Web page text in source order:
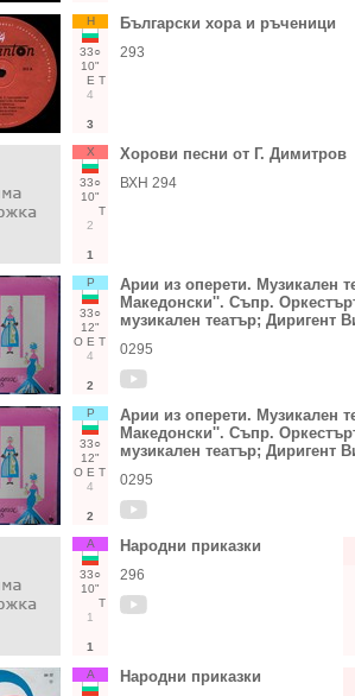
Н
33○
10"
Е Т
4
3
Български хора и ръченици
293
Х
33○
10"
Т
2
1
Хорови песни от Г. Димитров
ВХН 294
Р
33○
12"
О Е Т
4
2
Арии из оперети. Музикален
Македонски''. Съпр.
музикален театър; Диригент
0295
Р
33○
12"
О Е Т
4
2
Арии из оперети. Музикален
Македонски''. Съпр.
музикален театър; Диригент
0295
А
33○
10"
Т
1
1
Народни приказки
296
А Народни приказки